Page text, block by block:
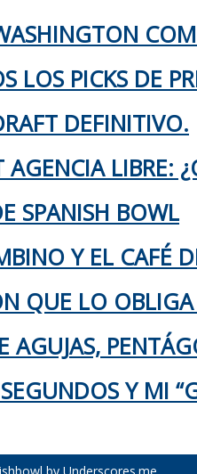
LOS PICKS DE
DEFINITIVO.
LIBRE:
SPANISH BOWL
Y EL CAFÉ
QUE LO OBLIGA
AGUJAS,
Y MI